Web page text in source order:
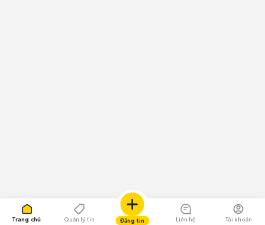
Trang chủ Quản lý tin Đăng tin Liên hệ Tài khoản